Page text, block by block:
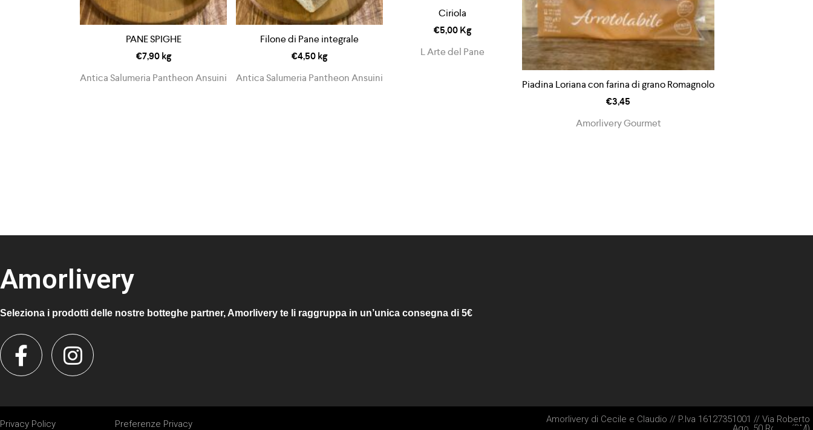
PANE SPIGHE
€7,90kg
Antica Salumeria Pantheon Ansuini
Filone di Pane integrale
€4,50kg
Antica Salumeria Pantheon Ansuini
Ciriola
€5,00Kg
L Arte del Pane
Piadina Loriana con farina di grano Romagnolo
€3,45
Amorlivery Gourmet
Amorlivery
Seleziona i prodotti delle nostre botteghe partner, Amorlivery te li raggruppa in un’unica consegna di 5€
Privacy Policy Preferenze Privacy
Amorlivery di Cecile e Claudio // P.Iva 16127351001 // Via Roberto